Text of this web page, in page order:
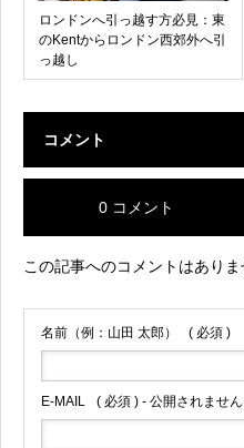
ロンドンへ引っ越す方必見：東
のKentからロンドン西郊外へ引
っ越し
コメント
0 コメント
この記事へのコメントはありま
名前（例：山田 太郎） ( 必須 )
E-MAIL ( 必須 ) - 公開されませ